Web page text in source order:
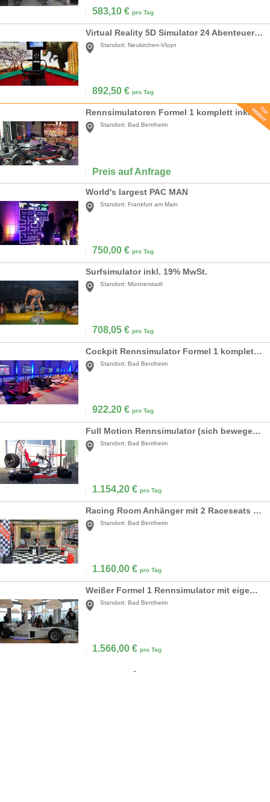
583,10 € pro Tag
Virtual Reality 5D Simulator 24 Abenteuer! Preis inkl. Techniker/Betreuer
Standort: Neukirchen-Vluyn
892,50 € pro Tag
Rennsimulatoren Formel 1 komplett inkl. Begleitung
Standort: Bad Bentheim
Preis auf Anfrage
World's largest PAC MAN
Standort: Frankfurt am Main
750,00 € pro Tag
Surfsimulator inkl. 19% MwSt.
Standort: Münnerstadt
708,05 € pro Tag
Cockpit Rennsimulator Formel 1 komplett inkl. Begleitung
Standort: Bad Bentheim
922,20 € pro Tag
Full Motion Rennsimulator (sich bewegender Simulator) all-in
Standort: Bad Bentheim
1.154,20 € pro Tag
Racing Room Anhänger mit 2 Raceseats für Outdoor-Events
Standort: Bad Bentheim
1.160,00 € pro Tag
Weißer Formel 1 Rennsimulator mit eigener Firmenwerbung
Standort: Bad Bentheim
1.566,00 € pro Tag